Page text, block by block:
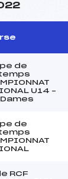
de
U14 –
Dames
de
RCF